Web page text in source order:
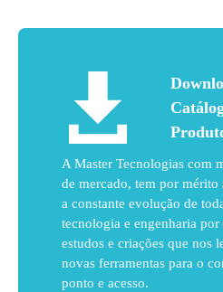
A Master Tecnologias com
de mercado, tem por mérito
a constante evolução de
tecnologia e engenharia por
estudos e criações que nos
novas ferramentas para o
ponto e acesso.